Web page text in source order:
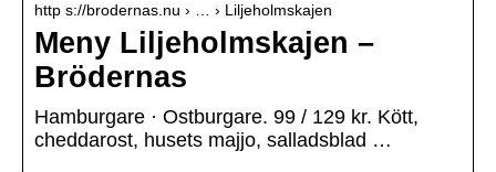
http s://brodernas.nu › … › Liljeholmskajen
Meny Liljeholmskajen –
Brödernas
Hamburgare · Ostburgare. 99 / 129 kr. Kött,
cheddarost, husets majjo, salladsblad …